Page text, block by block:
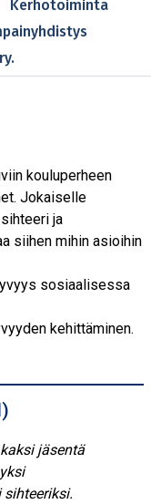
Kerhotoiminta
kouluperheen
Jokaiselle
ja
siihen mihin asioihin
sosiaalisessa
kehittäminen.
jäsentä